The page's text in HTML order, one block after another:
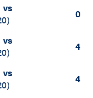
vs
) 0
vs
) 4
vs
) 4